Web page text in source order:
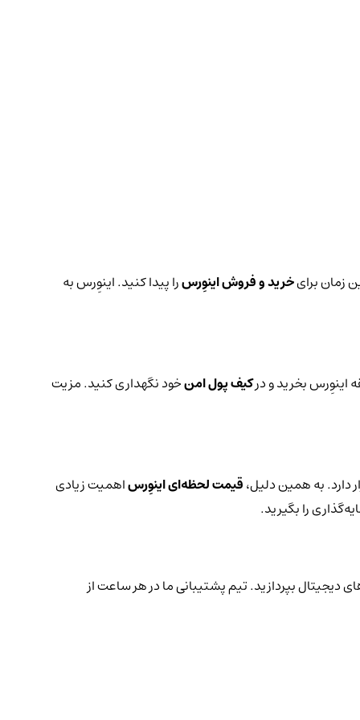
زمان برایخرید و فروش اینوِرسرا پیدا کنید. اینوِرس به
اینوِرس بخرید و درکیف پول امنخود نگهداری کنید. مزیت
دارد. به همین دلیل،قیمت لحظه‌ای اینوِرساهمیت زیادی
را بگیرید.
دیجیتال بپردازید. تیم پشتیبانی ما در هر ساعت از